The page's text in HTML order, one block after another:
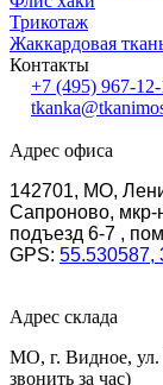
Трикотаж
Жаккардовая
Контакты
+7 (495) 967-
Адрес офиса
142701, МО,
Сапроново, мкр-
подъезд 6-7 ,
GPS: 55.530587,
Адрес склада
МО, г. Видное, ул.
звонить за час)